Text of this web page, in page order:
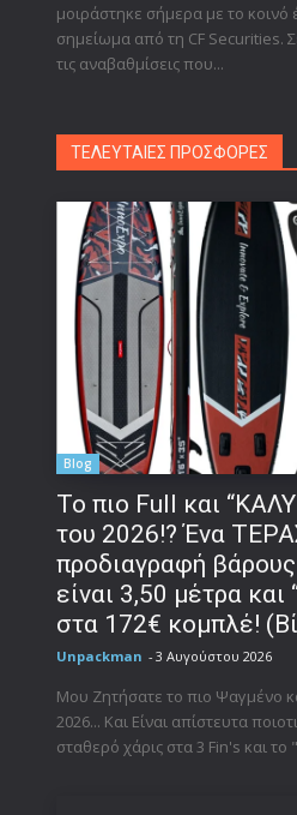
μοιράστηκε σήμερα με το κοινό
σημείωμα από τη CF Securities.
τις αναβαθμίσεις που...
ΤΕΛΕΥΤΑΙΕΣ ΠΡΟΣΦΟΡΕΣ
Blog
To πιο Full και
του 2026!? Ένα
προδιαγραφή
είναι 3,50 μέτρα και
στα 172€ κομπλέ!
Unpackman - 3 Αυγούστου 2026
Μου Ζητήσατε το πιο Ψαγμένο
2026... Και Είναι απίστευτα
σταθερό χάρις στα 3 Fin's και το